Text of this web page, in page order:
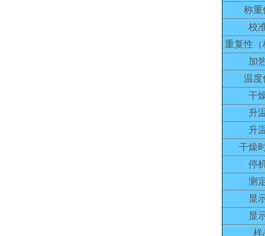
称重
校
重复性（
加
温度
干
升
升
干燥
停
测
显
显
样